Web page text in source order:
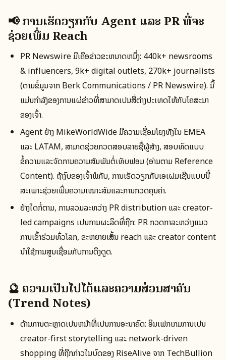
📢 ການເຮັດວຽກກັບ Agent ແລະ PR ທີ່ຈະ
ຊ່ວຍເພີ່ມ Reach
PR Newswire ມີເຄືອຂ່າວຂະຫນາດຫນຶ່ງ: 440k+ newsrooms
& influencers, 9k+ digital outlets, 270k+ journalists
(ຕາມຂໍ້ມູນຈາກ Berk Communications / PR Newswire). ນີ້
ແມ່ນກຳລັງຂອງການແຜ່ຂ່າວທີ່ສາມາດເປັນສື່ຕ່າງປະເທດໃຫ້ກັບໂຄສະນາ
ຂອງເຈົ້າ.
Agent ຢ່າງ MikeWorldWide ມີຄວາມເຊື່ອມໂຍງທັງໃນ EMEA
ແລະ LATAM, ສາມາດຊ່ວຍກວດສອບລາຍຊື່ຜູ້ສ້າງ, ສອບທົດແບບ
ຂໍ້ຄວາມແລະຈັດການຄວາມສັມພັນຕໍ່ເທັບຟອມ (ອ່ານຕາມ Reference
Content). ຖ້າງົບຂອງເຈົ້າພໍກັບ, ການເຮັດວຽກກັບເອເຝັມເຊີນແບບນີ້
ສະເພາະຊ່ວຍເພີ່ມຄວາມເໝາະສົມແລະການກວດຄຸນຄ່າ.
ຢ່າງໃດກໍ່ຕາມ, ການລວມລະຫວ່າງ PR distribution ແລະ creator-
led campaigns ເປັນການຜະລິດທີ່ຖືກ: PR ກວດກາລະຫວ່າງແນວ
ການເຂົ້າຮ່ວມທົ່ວໂລກ, ຂະຫຍາຍເສັ້ນ reach ແລະ creator content
ນຳໃຊ້ການສູນເຊື່ອມກັບການດຶງດູດ.
🔮 ຄວາມເປັນໄປໄດ້ແລະຄວາມສ່ວນສຳຄັນ
(Trend Notes)
ດ້ານການຕະຫຼາດເປັນຫນ້າທີ່ເປັນການອະນາຄົດ: ອິນເຟກເກມການເປັນ
creator-first storytelling ແລະ network-driven
shopping ທີ່ຖືກກ່າວໃນບົດຂອງ RiseAlive ຈາກ TechBullion